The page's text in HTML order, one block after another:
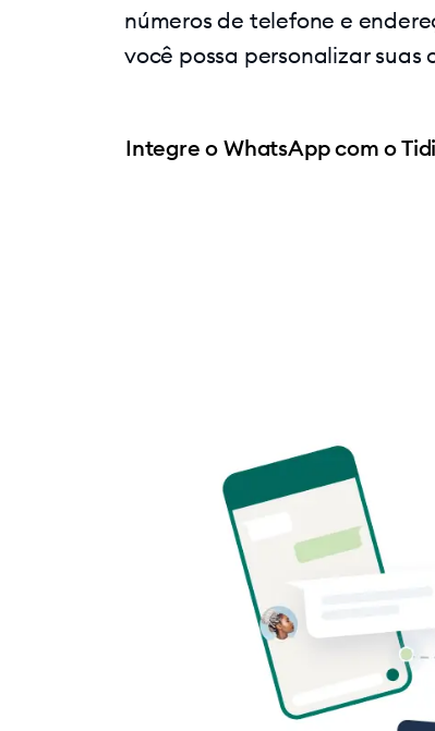
números de telefone e
você possa personalizar suas
Integre o WhatsApp com o